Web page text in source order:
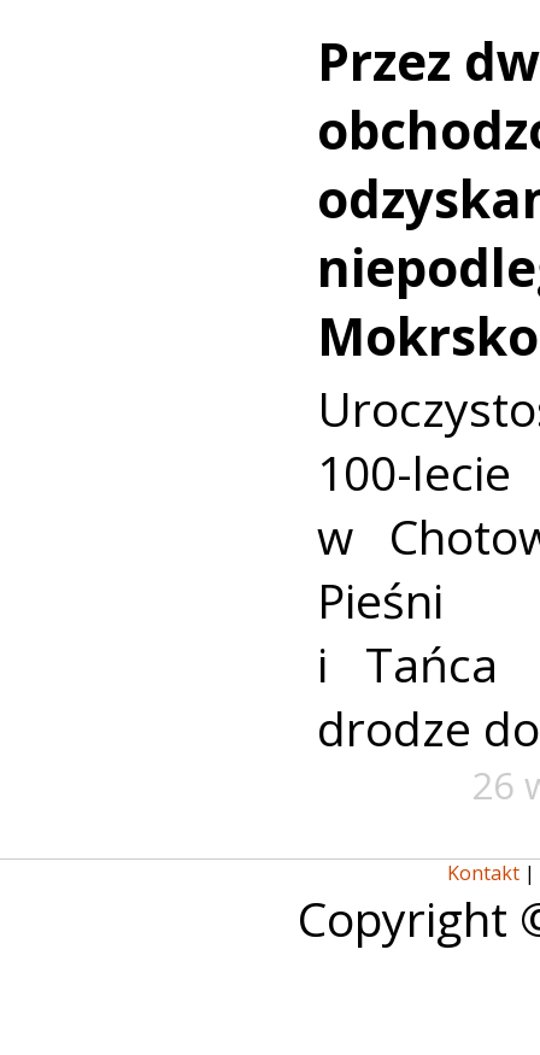
Przez
Mokrsko
100-
w
Pieśni
i Tańca
drodze
26
Kontakt |
Copyright